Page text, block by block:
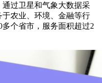
过卫星和气象大数据采
农业、环境、金融等行
个省市，服务面积超过2